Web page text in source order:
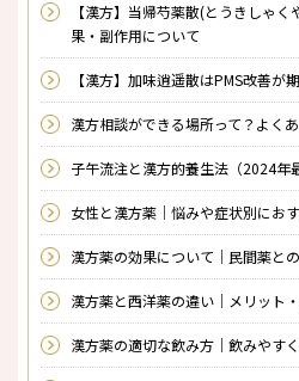
【漢方】当帰芍薬散(とうきしゃ
果・副作用について
【漢方】加味逍遥散はPMS改善
漢方相談ができる場所って？よく
子午流注と漢方的養生法（2024年
女性と漢方薬｜悩みや症状別にお
漢方薬の効果について｜民間薬と
漢方薬と西洋薬の違い｜メリット
漢方薬の適切な飲み方｜飲みやす